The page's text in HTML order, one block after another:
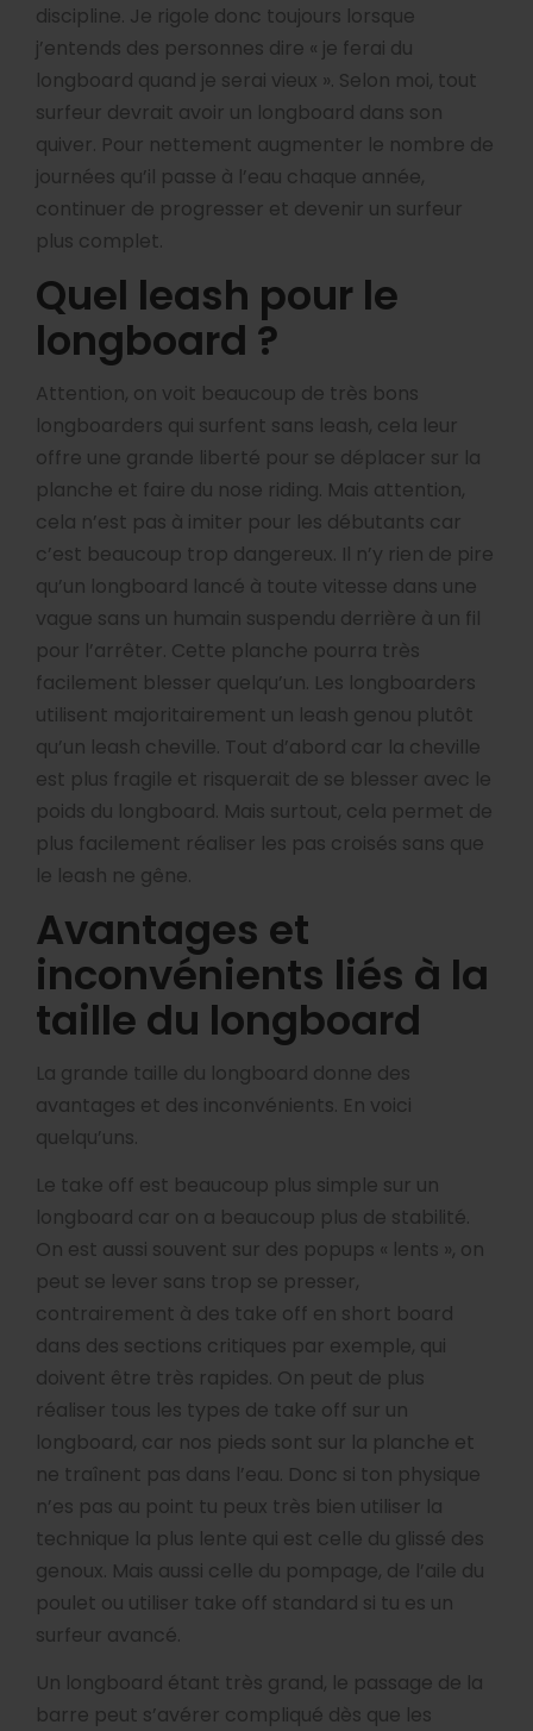
discipline. Je rigole donc toujours lorsque
j’entends des personnes dire « je ferai du
longboard quand je serai vieux ». Selon moi, tout
surfeur devrait avoir un longboard dans son
quiver. Pour nettement augmenter le nombre de
journées qu’il passe à l’eau chaque année,
continuer de progresser et devenir un surfeur
plus complet.
Quel leash pour le
longboard ?
Attention, on voit beaucoup de très bons
longboarders qui surfent sans leash, cela leur
offre une grande liberté pour se déplacer sur la
planche et faire du nose riding. Mais attention,
cela n’est pas à imiter pour les débutants car
c’est beaucoup trop dangereux. Il n’y rien de pire
qu’un longboard lancé à toute vitesse dans une
vague sans un humain suspendu derrière à un fil
pour l’arrêter. Cette planche pourra très
facilement blesser quelqu’un. Les longboarders
utilisent majoritairement un leash genou plutôt
qu’un leash cheville. Tout d’abord car la cheville
est plus fragile et risquerait de se blesser avec le
poids du longboard. Mais surtout, cela permet de
plus facilement réaliser les pas croisés sans que
le leash ne gêne.
Avantages et
inconvénients liés à la
taille du longboard
La grande taille du longboard donne des
avantages et des inconvénients. En voici
quelqu’uns.
Le take off est beaucoup plus simple sur un
longboard car on a beaucoup plus de stabilité.
On est aussi souvent sur des popups « lents », on
peut se lever sans trop se presser,
contrairement à des take off en short board
dans des sections critiques par exemple, qui
doivent être très rapides. On peut de plus
réaliser tous les types de take off sur un
longboard, car nos pieds sont sur la planche et
ne traînent pas dans l’eau. Donc si ton physique
n’es pas au point tu peux très bien utiliser la
technique la plus lente qui est celle du glissé des
genoux. Mais aussi celle du pompage, de l’aile du
poulet ou utiliser take off standard si tu es un
surfeur avancé.
Un longboard étant très grand, le passage de la
barre peut s’avérer compliqué dès que les